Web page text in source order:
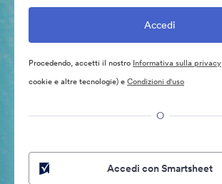
Procedendo, accetti il nostro Informativa sulla privacy
cookie e altre tecnologie) eCondizioni d'uso
O
Accedi con Smartsheet